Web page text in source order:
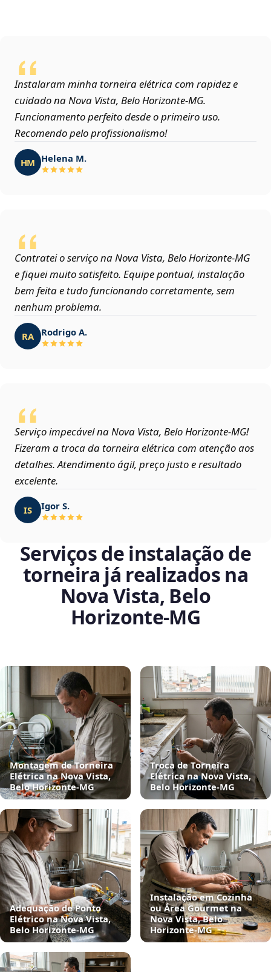
Instalaram minha torneira elétrica com rapidez e
cuidado na Nova Vista, Belo Horizonte‑MG.
Funcionamento perfeito desde o primeiro uso.
Recomendo pelo profissionalismo!
HM Helena M.
Contratei o serviço na Nova Vista, Belo Horizonte‑MG
e fiquei muito satisfeito. Equipe pontual, instalação
bem feita e tudo funcionando corretamente, sem
nenhum problema.
RA Rodrigo A.
Serviço impecável na Nova Vista, Belo Horizonte‑MG!
Fizeram a troca da torneira elétrica com atenção aos
detalhes. Atendimento ágil, preço justo e resultado
excelente.
IS Igor S.
Serviços de instalação de
torneira já realizados na
Nova Vista, Belo
Horizonte‑MG
Montagem de Torneira
Elétrica na Nova Vista,
Belo Horizonte‑MG
Troca de Torneira
Elétrica na Nova Vista,
Belo Horizonte‑MG
Adequação de Ponto
Elétrico na Nova Vista,
Belo Horizonte‑MG
Instalação em Cozinha
ou Área Gourmet na
Nova Vista, Belo
Horizonte‑MG